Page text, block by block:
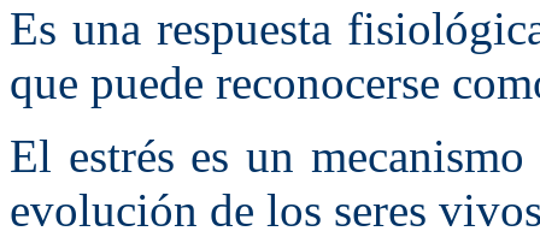
Es una respuesta
que puede reconocerse
El estrés es un
evolución de los seres